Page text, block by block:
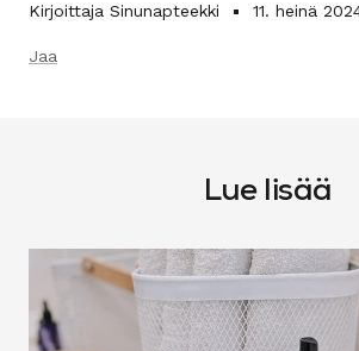
Kirjoittaja Sinunapteekki 11. heinä
Jaa
Lue lisää